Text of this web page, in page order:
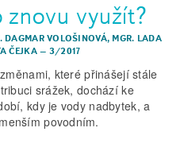
využít?
DAGMAR VOLOŠINOVÁ, MGR. LADA
ČEJKA– 3/2017
které přinášejí stále
srážek, dochází ke
kdy je vody nadbytek, a
povodním.